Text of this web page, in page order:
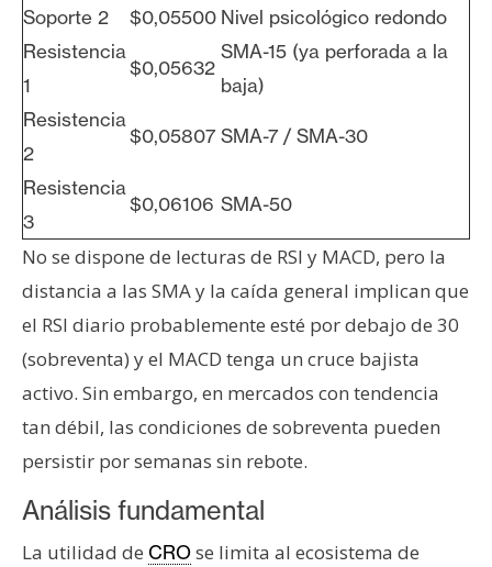
Soporte 2
$0,05500 Nivel psicológico redondo
Resistencia
1
$0,05632
SMA-15 (ya perforada a la
baja)
Resistencia
2
$0,05807 SMA-7 / SMA-30
Resistencia
3
$0,06106 SMA-50
No se dispone de lecturas de RSI y MACD, pero la
distancia a las SMA y la caída general implican que
el RSI diario probablemente esté por debajo de 30
(sobreventa) y el MACD tenga un cruce bajista
activo. Sin embargo, en mercados con tendencia
tan débil, las condiciones de sobreventa pueden
persistir por semanas sin rebote.
Análisis fundamental
La utilidad de CROse limita al ecosistema de